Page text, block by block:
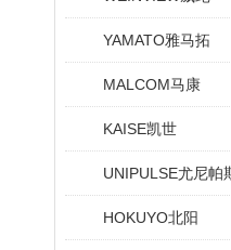
YAMATO雅马拓
MALCOM马康
KAISE凯世
UNIPULSE尤尼帕
HOKUYO北阳